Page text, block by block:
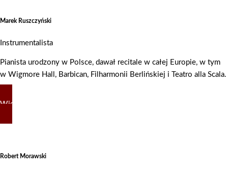
Marek Ruszczyński
Instrumentalista
Pianista urodzony w Polsce, dawał recitale w całej Europie, w tym
w Wigmore Hall, Barbican, Filharmonii Berlińskiej i Teatro alla Scala.
Więcej
Robert Morawski